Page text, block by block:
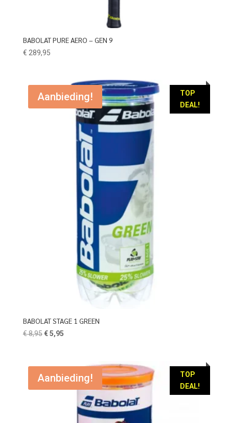
BABOLAT PURE AERO – GEN 9
€ 289,95
TOP
DEAL!
Aanbieding!
BABOLAT STAGE 1 GREEN
€8,95 Oorspronkelijke
€ 8,95.
€5,95Huidige
€ 5,95.
TOP
DEAL!
Aanbieding!